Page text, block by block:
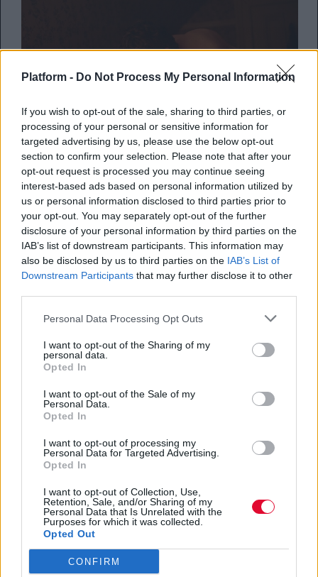
Platform - Do Not Process My Personal Information
If you wish to opt-out of the sale, sharing to third parties, or
processing of your personal or sensitive information for
targeted advertising by us, please use the below opt-out
section to confirm your selection. Please note that after your
opt-out request is processed you may continue seeing
interest-based ads based on personal information utilized by
us or personal information disclosed to third parties prior to
your opt-out. You may separately opt-out of the further
disclosure of your personal information by third parties on the
IAB’s list of downstream participants. This information may
also be disclosed by us to third parties on the IAB’s List of
Downstream Participants that may further disclose it to other
Personal Data Processing Opt Outs
I want to opt-out of the Sharing of my
personal data.
Opted In
I want to opt-out of the Sale of my
Personal Data.
Opted In
I want to opt-out of processing my
Personal Data for Targeted Advertising.
Opted In
I want to opt-out of Collection, Use,
Retention, Sale, and/or Sharing of my
Personal Data that Is Unrelated with the
Purposes for which it was collected.
Opted Out
CONFIRM
Saoirse Ronan και Paul Mescal
πρωταγωνιστούν στο
ολοκαίνουριο sci-fi ψυχολογικό
thriller, Foe
Δείτε το trailer της ταινίας, που βασίζεται
Ναταλία Πετρίτη
25.08.2023